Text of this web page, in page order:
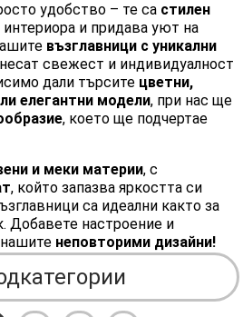
удобство – те са стилен
и придава уют на
възглавници с уникални
свежест и индивидуалност
дали търсите цветни,
елегантни модели, при нас ще
, което ще подчертае
и меки материи, с
, който запазва яркостта си
са идеални както за
Добавете настроение и
неповторими дизайни!